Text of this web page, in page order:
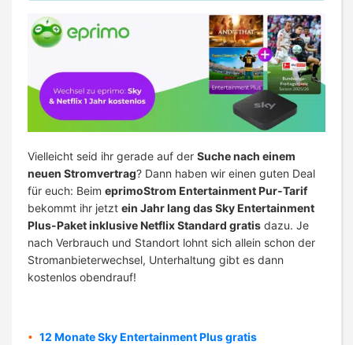
Vielleicht seid ihr gerade auf der Suche nach einem
neuen Stromvertrag? Dann haben wir einen guten Deal
für euch: Beim eprimoStrom Entertainment Pur-Tarif
bekommt ihr jetzt ein Jahr lang das Sky Entertainment
Plus-Paket inklusive Netflix Standard gratis dazu. Je
nach Verbrauch und Standort lohnt sich allein schon der
Stromanbieterwechsel, Unterhaltung gibt es dann
kostenlos obendrauf!
12 Monate Sky Entertainment Plus gratis